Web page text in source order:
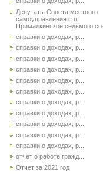
Депутаты Совета местного
самоуправления с.п.
Прималкинское седьмого
справки о доходах, р...
справки о доходах, р...
справки о доходах, р...
справки о доходах, р...
справки о доходах, р...
справки о доходах, р...
справки о доходах, р...
справки о доходах, р...
справки о доходах, р...
справки о доходах, р...
справки о доходах, р...
отчет о работе гражд...
Отчет за 2021 год